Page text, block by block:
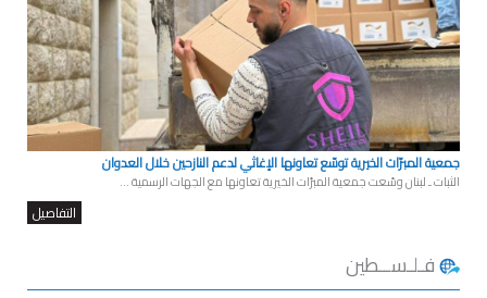
جمعية المبرّات الخيرية توسّع تعاونها الإغاثي لدعم النازحين خلال العدوان
الثبات ـ لبنان وسّعت جمعية المبرّات الخيرية تعاونها مع الجهات الرسمية ...
التفاصيل
فـلـســطين